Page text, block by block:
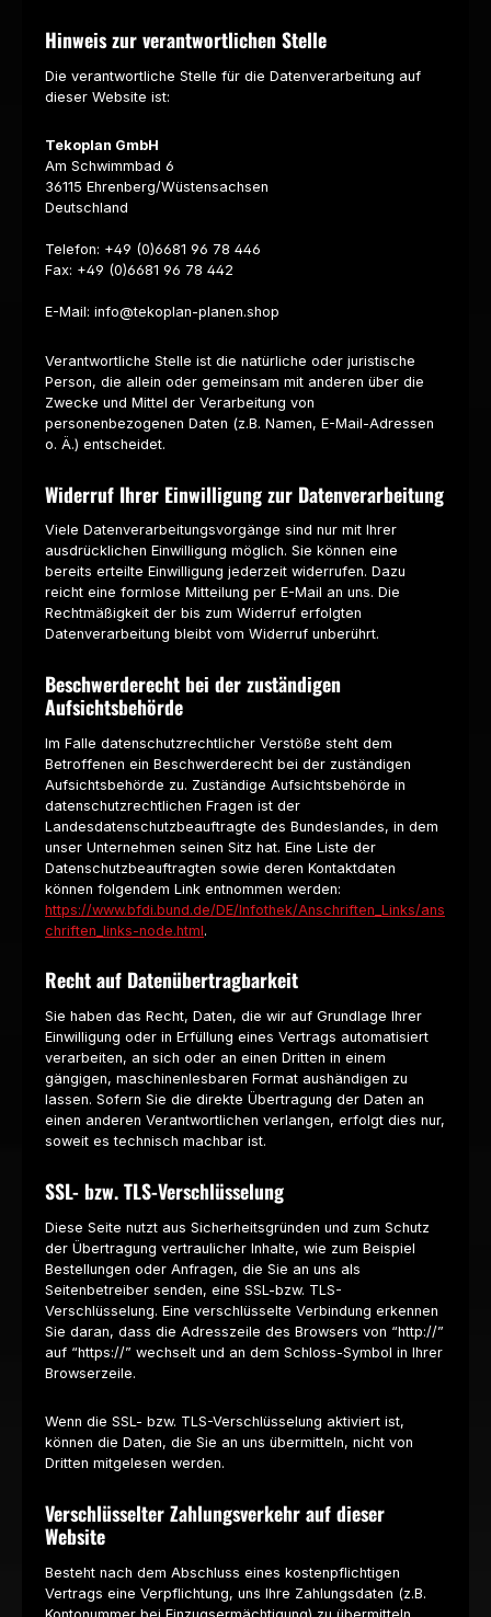
Hinweis zur verantwortlichen Stelle
Die verantwortliche Stelle für die Datenverarbeitung auf
dieser Website ist:
Tekoplan GmbH
Am Schwimmbad 6
36115 Ehrenberg/Wüstensachsen
Deutschland
Telefon: +49 (0)6681 96 78 446
Fax: +49 (0)6681 96 78 442
E-Mail: info@tekoplan-planen.shop
Verantwortliche Stelle ist die natürliche oder juristische
Person, die allein oder gemeinsam mit anderen über die
Zwecke und Mittel der Verarbeitung von
personenbezogenen Daten (z.B. Namen, E-Mail-Adressen
o. Ä.) entscheidet.
Widerruf Ihrer Einwilligung zur Datenverarbeitung
Viele Datenverarbeitungsvorgänge sind nur mit Ihrer
ausdrücklichen Einwilligung möglich. Sie können eine
bereits erteilte Einwilligung jederzeit widerrufen. Dazu
reicht eine formlose Mitteilung per E-Mail an uns. Die
Rechtmäßigkeit der bis zum Widerruf erfolgten
Datenverarbeitung bleibt vom Widerruf unberührt.
Beschwerderecht bei der zuständigen
Aufsichtsbehörde
Im Falle datenschutzrechtlicher Verstöße steht dem
Betroffenen ein Beschwerderecht bei der zuständigen
Aufsichtsbehörde zu. Zuständige Aufsichtsbehörde in
datenschutzrechtlichen Fragen ist der
Landesdatenschutzbeauftragte des Bundeslandes, in dem
unser Unternehmen seinen Sitz hat. Eine Liste der
Datenschutzbeauftragten sowie deren Kontaktdaten
können folgendem Link entnommen werden:
https://www.bfdi.bund.de/DE/Infothek/Anschriften_Links/ans
chriften_links-node.html.
Recht auf Datenübertragbarkeit
Sie haben das Recht, Daten, die wir auf Grundlage Ihrer
Einwilligung oder in Erfüllung eines Vertrags automatisiert
verarbeiten, an sich oder an einen Dritten in einem
gängigen, maschinenlesbaren Format aushändigen zu
lassen. Sofern Sie die direkte Übertragung der Daten an
einen anderen Verantwortlichen verlangen, erfolgt dies nur,
soweit es technisch machbar ist.
SSL- bzw. TLS-Verschlüsselung
Diese Seite nutzt aus Sicherheitsgründen und zum Schutz
der Übertragung vertraulicher Inhalte, wie zum Beispiel
Bestellungen oder Anfragen, die Sie an uns als
Seitenbetreiber senden, eine SSL-bzw. TLS-
Verschlüsselung. Eine verschlüsselte Verbindung erkennen
Sie daran, dass die Adresszeile des Browsers von “http://”
auf “https://” wechselt und an dem Schloss-Symbol in Ihrer
Browserzeile.
Wenn die SSL- bzw. TLS-Verschlüsselung aktiviert ist,
können die Daten, die Sie an uns übermitteln, nicht von
Dritten mitgelesen werden.
Verschlüsselter Zahlungsverkehr auf dieser
Website
Besteht nach dem Abschluss eines kostenpflichtigen
Vertrags eine Verpflichtung, uns Ihre Zahlungsdaten (z.B.